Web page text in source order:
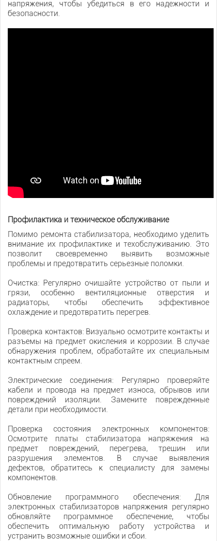
напряжения, чтобы убедиться в его надежности и
безопасности.
Профилактика и техническое обслуживание
Помимо ремонта стабилизатора, необходимо уделить
внимание их профилактике и техобслуживанию. Это
позволит своевременно выявить возможные
проблемы и предотвратить серьезные поломки.
Очистка: Регулярно очищайте устройство от пыли и
грязи, особенно вентиляционные отверстия и
радиаторы, чтобы обеспечить эффективное
охлаждение и предотвратить перегрев.
Проверка контактов: Визуально осмотрите контакты и
разъемы на предмет окисления и коррозии. В случае
обнаружения проблем, обработайте их специальным
контактным спреем.
Электрические соединения: Регулярно проверяйте
кабели и провода на предмет износа, обрывов или
повреждений изоляции. Замените поврежденные
детали при необходимости.
Проверка состояния электронных компонентов:
Осмотрите платы стабилизатора напряжения на
предмет повреждений, перегрева, трещин или
разрушения элементов. В случае выявления
дефектов, обратитесь к специалисту для замены
компонентов.
Обновление программного обеспечения: Для
электронных стабилизаторов напряжения регулярно
обновляйте программное обеспечение, чтобы
обеспечить оптимальную работу устройства и
устранить возможные ошибки и сбои.